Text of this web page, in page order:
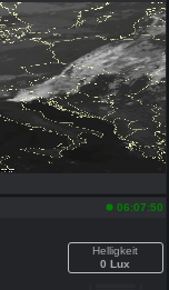
06:07:50
Helligkeit
0 Lux